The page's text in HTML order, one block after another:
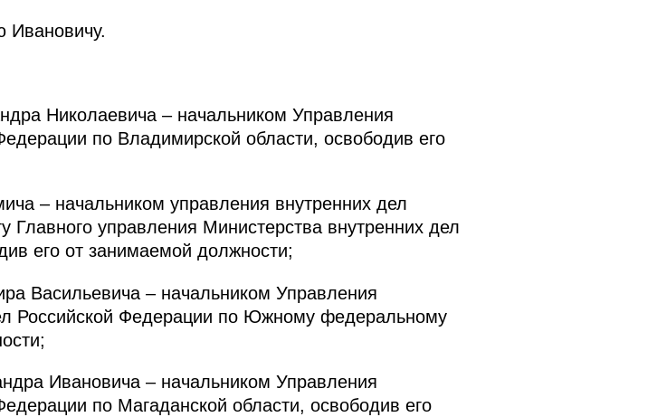
Ивановичу.
Николаевича – начальником Управления
по Владимирской области, освободив его
– начальником управления внутренних дел
Главного управления Министерства внутренних дел
его от занимаемой должности;
Васильевича – начальником Управления
Российской Федерации по Южному федеральному
Ивановича – начальником Управления
по Магаданской области, освободив его